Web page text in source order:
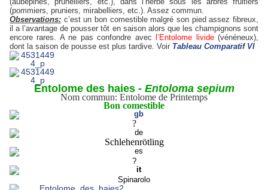
(pommiers, pruniers, mirabelliers, etc.). Assez commun.
Observations: c’est un bon comestible malgré son pied assez fibreux,
il a l’avantage de pousser tôt en saison alors que les champignons sont
encore rares. A ne pas confondre avec
l’Entolome livide(vénéneux),
dont la saison de pousse est plus tardive. Voir Tableau Comparatif VI
Entolome des haies - Entoloma sepium
Nom commun: Entolome de Printemps
Bon comestible
?
Schlehenrötling
?
Spinarolo